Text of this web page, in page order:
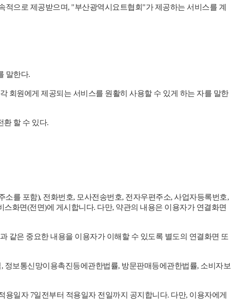
으로 제공받으며, "부산광역시요트협회"가 제공하는 서비스를 계
말한다.
회원에게 제공되는 서비스를 원활히 사용할 수 있게 하는 자를 말한
환 할 수 있다.
를 포함), 전화번호, 모사전송번호, 전자우편주소, 사업자등록번호,
화면(전면)에 게시합니다. 다만, 약관의 내용은 이용자가 연결화면
같은 중요한 내용을 이용자가 이해할 수 있도록 별도의 연결화면 또
보통신망이용촉진등에관한법률, 방문판매등에관한법률, 소비자보
일자 7일전부터 적용일자 전일까지 공지합니다. 다만, 이용자에게